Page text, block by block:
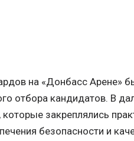
на «Донбасс Арене»
отбора кандидатов. В
закреплялись
безопасности и